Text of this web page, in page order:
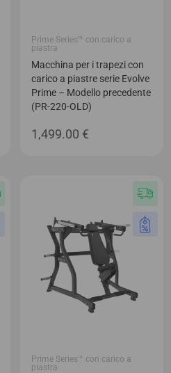
Prime Series™ con carico a
piastra
Macchina per i trapezi con
carico a piastre serie Evolve
Prime – Modello precedente
(PR-220-OLD)
1,499.00 €
Prime Series™ con carico a
piastra